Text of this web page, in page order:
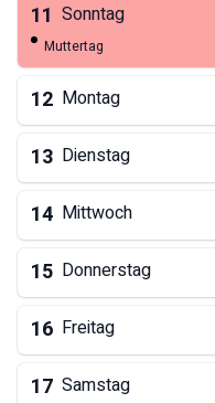
11 Sonntag
Muttertag
12 Montag
13 Dienstag
14 Mittwoch
15 Donnerstag
16 Freitag
17 Samstag